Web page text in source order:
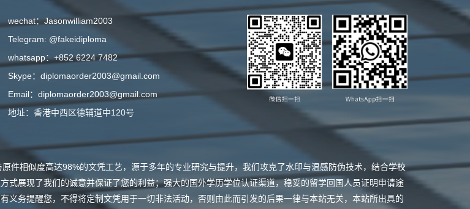
wechat：Jasonwilliam2003
Telegram: @fakeidiploma
whatsapp：+852 6224 7482
Skype：diplomaorder2003@gmail.com
Email：diplomaorder2003@gmail.com
地址：香港中西区德辅道中120号
件相似度高达98%的文凭工艺，源于多年的专业研究与提升，我们攻克了水印与温感防伪技术，结合学校
式展现了我们的诚意并保证了您的利益；强大的国外学历学位认证渠道，稳妥的留学回国人员证明申请途
义务提醒您，不得将定制文凭用于一切非法活动，否则由此而引发的后果一律与本站无关，本站所出具的